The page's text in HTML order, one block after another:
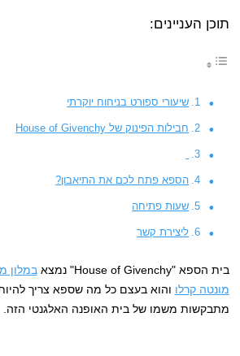
תוכן העניינים:
שיעורי ספורט בניחוח יוקרתי
חבילות הפינוק של House of Givenchy
הספא פתח לכם את התיאבון?
שעות פתיחה
ליצירת קשר
בית הספא "House of Givenchy" נמצא במלון
מונטה קרלו והוא בעצם כל מה שספא צריך
מתבקשות משמו של בית האופנה האלגנטי הזה.